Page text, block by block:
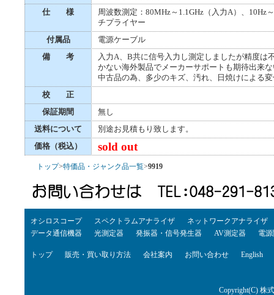
仕 様
周波数測定：80MHz～1.1GHz（入力A）、10Hz
チプライヤー
付属品
電源ケーブル
備 考
入力A、B共に信号入力し測定しましたが精度は
かない海外製品でメーカーサポートも期待出来
中古品の為、多少のキズ、汚れ、日焼けによる
校 正
保証期間
無し
送料について
別途お見積もり致します。
価格（税込）
sold out
トップ>特価品・ジャンク品一覧>9919
オシロスコープ スペクトラムアナライザ
ネットワークアナライザ
データ通信機器
光測定器 発振器・信号発生器 AV測定器 電
トップ 販売・買い取り方法 会社案内 お問い合わせ English
Copyright(C) 株